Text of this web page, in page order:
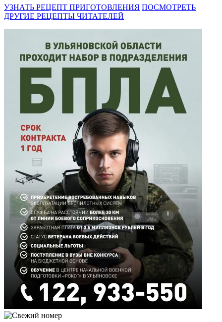
УЗНАТЬ РЕЦЕПТ ПРИГОТОВЛЕНИЯ ПОСМОТРЕТЬ
ДРУГИЕ РЕЦЕПТЫ ЧИТАТЕЛЕЙ